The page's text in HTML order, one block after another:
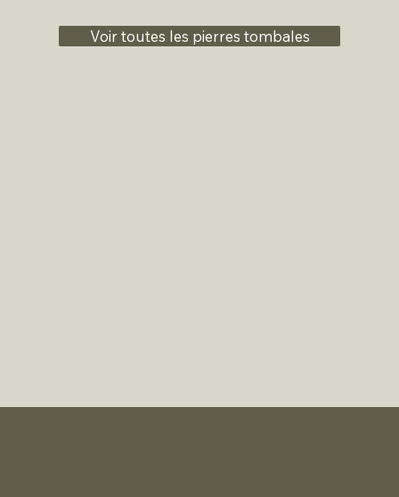
Voir toutes les pierres tombales